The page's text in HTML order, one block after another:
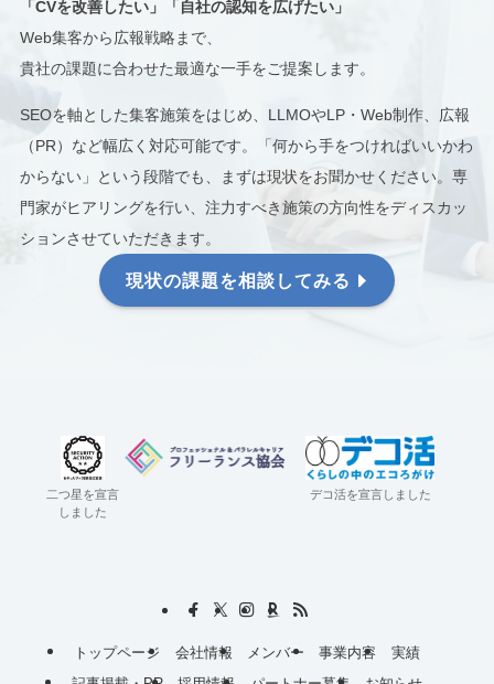
「CVを改善したい」「自社の認知を広げたい」
Web集客から広報戦略まで、
貴社の課題に合わせた最適な一手をご提案します。
SEOを軸とした集客施策をはじめ、LLMOやLP・Web制作、広報
（PR）など幅広く対応可能です。「何から手をつければいいかわ
からない」という段階でも、まずは現状をお聞かせください。専
門家がヒアリングを行い、注力すべき施策の方向性をディスカッ
ションさせていただきます。
現状の課題を相談してみる
二つ星を宣言
しました
デコ活を宣言しました
トップページ 会社情報 メンバー 事業内容
実績